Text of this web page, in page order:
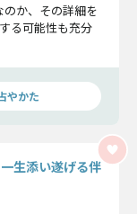
か、その詳細を
る可能性も充分
やかた
生添い遂げる伴